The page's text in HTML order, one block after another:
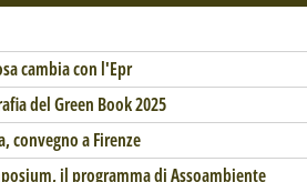
cambia con l'Epr
del Green Book 2025
convegno a Firenze
il programma di Assoambiente